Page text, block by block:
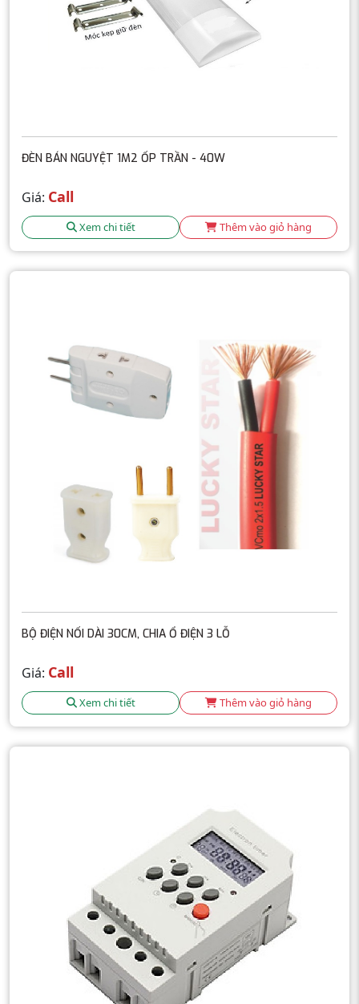
ĐÈN BÁN NGUYỆT 1M2 ỐP TRẦN - 40W
Giá: Call
Xem chi tiết Thêm vào giỏ hàng
BỘ ĐIỆN NỐI DÀI 30CM, CHIA Ổ ĐIỆN 3 LỖ
Giá: Call
Xem chi tiết Thêm vào giỏ hàng